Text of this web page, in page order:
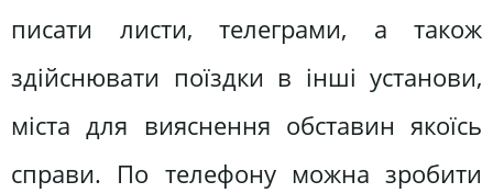
писати листи, телеграми, а також
здійснювати поїздки в інші установи,
міста для вияснення обставин якоїсь
справи. По телефону можна зробити